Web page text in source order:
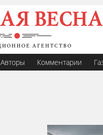
Авторы Комментарии